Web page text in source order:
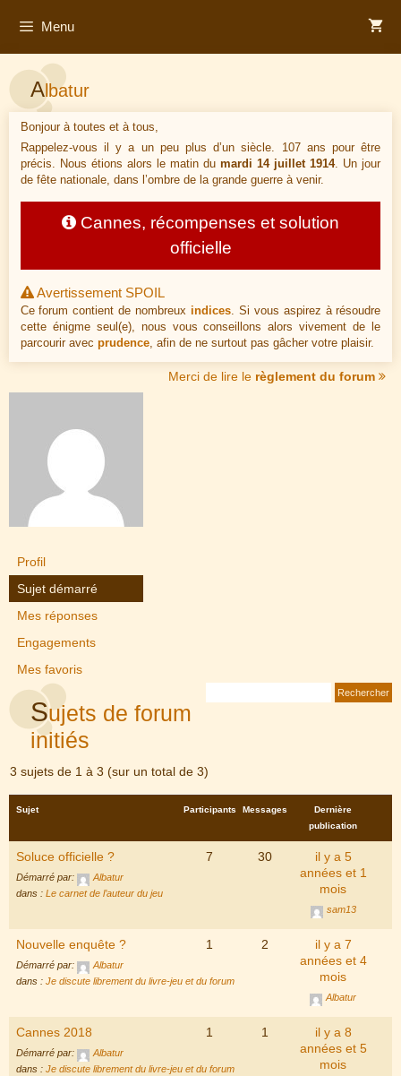
Menu
A lbatur
Bonjour à toutes et à tous,
Rappelez-vous il y a un peu plus d’un siècle. 107 ans pour être
précis. Nous étions alors le matin dumardi 14 juillet 1914. Un jour
de fête nationale, dans l’ombre de la grande guerre à venir.
Cannes, récompenses et solution
officielle
Avertissement SPOIL
Ce forum contient de nombreux indices . Si vous aspirez à résoudre
cette énigme seul(e), nous vous conseillons alors vivement de le
parcourir avec prudence, afin de ne surtout pas gâcher votre plaisir.
Merci de lire le règlement du forum
Profil
Sujet démarré
Mes réponses
Engagements
Mes favoris
Sujets de forum
initiés
3 sujets de 1 à 3 (sur un total de 3)
Sujet Participants Messages
Dernière
publication
Soluce officielle ?
Démarré par:
Albatur
dans : Le carnet de l’auteur du jeu
7 30
il y a 5
années et 1
mois
sam13
Nouvelle enquête ?
Démarré par:
Albatur
dans : Je discute librement du livre-jeu et du forum
1 2
il y a 7
années et 4
mois
Albatur
Cannes 2018
Démarré par:
Albatur
dans : Je discute librement du livre-jeu et du forum
1 1
il y a 8
années et 5
mois